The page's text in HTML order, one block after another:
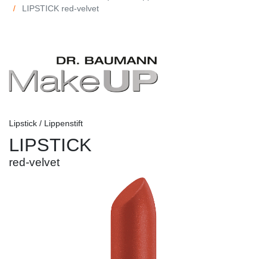
LIPSTICK red-velvet
Lipstick / Lippenstift
LIPSTICK
red-velvet